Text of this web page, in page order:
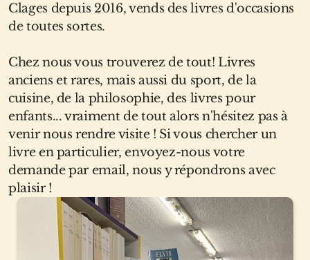
Clages depuis 2016, vends des livres d'occasions
de toutes sortes.
Chez nous vous trouverez de tout! Livres
anciens et rares, mais aussi du sport, de la
cuisine, de la philosophie, des livres pour
enfants... vraiment de tout alors n'hésitez pas à
venir nous rendre visite ! Si vous chercher un
livre en particulier, envoyez-nous votre
demande par email, nous y répondrons avec
plaisir !